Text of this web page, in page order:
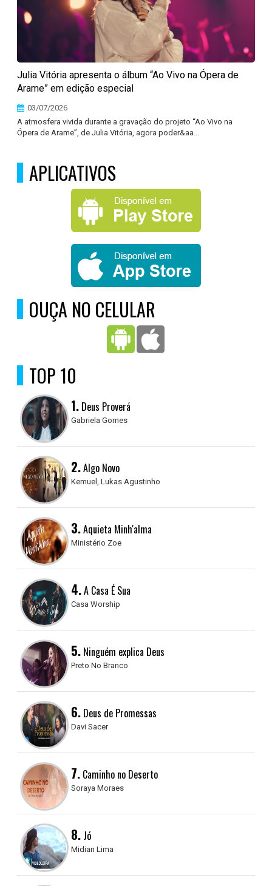
Julia Vitória apresenta o álbum “Ao Vivo na Ópera de
Arame” em edição especial
03/07/2026
A atmosfera vivida durante a gravação do projeto “Ao Vivo na
Ópera de Arame”, de Julia Vitória, agora poder&aa...
APLICATIVOS
OUÇA NO CELULAR
TOP 10
1. Deus Proverá
Gabriela Gomes
2.Algo Novo
Kemuel, Lukas Agustinho
3.Aquieta Minh'alma
Ministério Zoe
4.A Casa É Sua
Casa Worship
5. Ninguém explica Deus
Preto No Branco
6. Deus de Promessas
Davi Sacer
7. Caminho no Deserto
Soraya Moraes
8. Jó
Midian Lima